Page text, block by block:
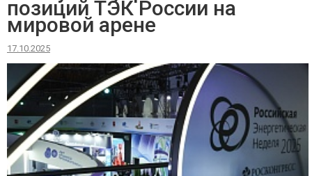
позиций ТЭК России на
мировой арене
17.10.2025